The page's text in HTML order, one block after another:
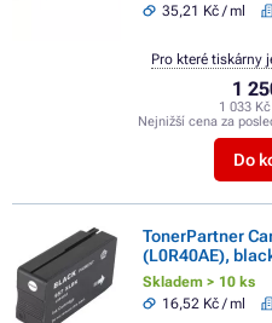
35,21 Kč / ml
1
1 033
Nejnižší cena za
Do
Pro které tiskárny
TonerPartner
(L0R40AE),
Skladem > 10 ks
16,52 Kč / ml